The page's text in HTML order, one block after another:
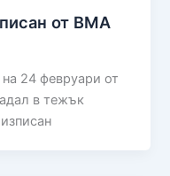
от ВМА
24 февруари от
в тежък